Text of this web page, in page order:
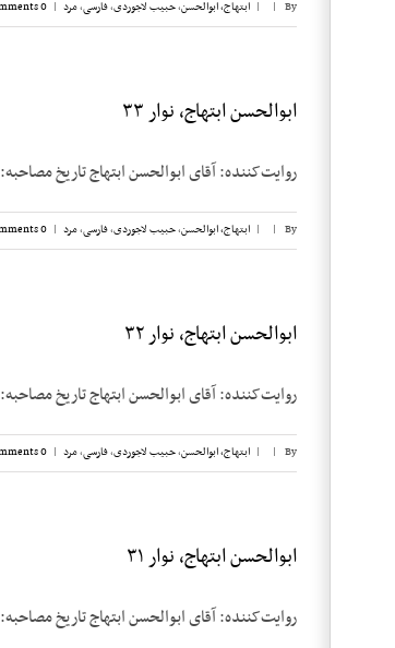
By
|
| ابتهاج، ابوالحسن,حبیب لاجوردی,فارسی,مرد |
0 Comments
ابوالحسن ابتهاج، نوار ۳۳
روایت‌کننده: آقای ابوالحسن ابتهاج تاریخ مصاحبه: ۲۱ اگوست ۱۹۸۲ محل‌مصاحبه: شهر کان، فرانسه [...]
By
|
| ابتهاج، ابوالحسن,حبیب لاجوردی,فارسی,مرد |
0 Comments
ابوالحسن ابتهاج، نوار ۳۲
روایت‌کننده: آقای ابوالحسن ابتهاج تاریخ مصاحبه: ۱۴ اگوست ۱۹۸۲ محل‌مصاحبه: شهر کان، فرانسه [...]
By
|
| ابتهاج، ابوالحسن,حبیب لاجوردی,فارسی,مرد |
0 Comments
ابوالحسن ابتهاج، نوار ۳۱
روایت‌کننده: آقای ابوالحسن ابتهاج تاریخ مصاحبه: ۱۴ اگوست ۱۹۸۲ محل‌مصاحبه: شهر کان، فرانسه [...]